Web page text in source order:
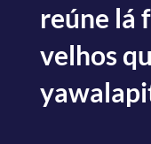
reúne lá
velhos